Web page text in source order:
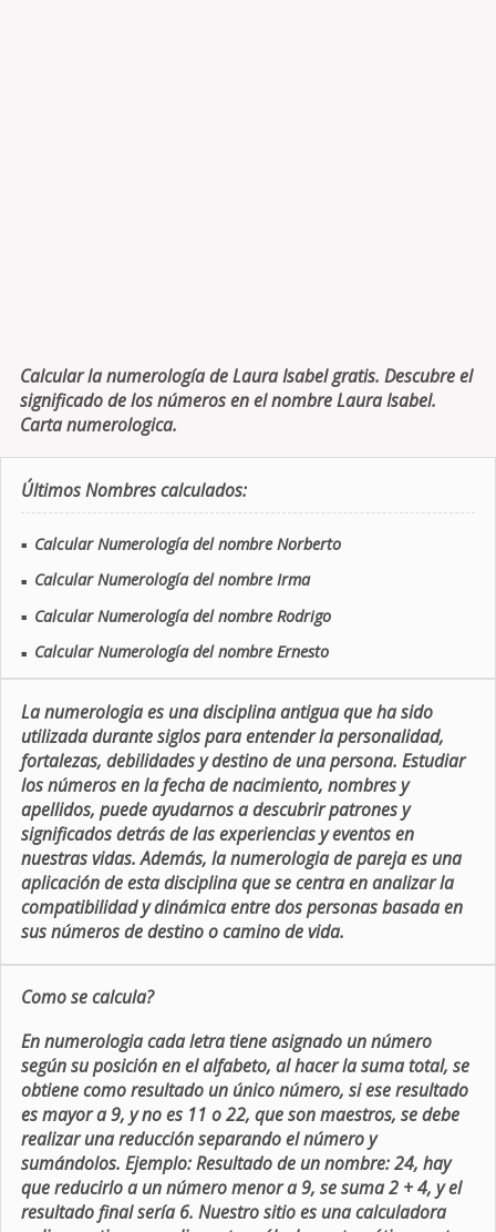
Calcular la numerología de Laura Isabel gratis. Descubre el
significado de los números en el nombre Laura Isabel.
Carta numerologica.
Últimos Nombres calculados:
■ Calcular Numerología del nombre Norberto
■ Calcular Numerología del nombre Irma
■ Calcular Numerología del nombre Rodrigo
■ Calcular Numerología del nombre Ernesto
La numerologia es una disciplina antigua que ha sido
utilizada durante siglos para entender la personalidad,
fortalezas, debilidades y destino de una persona. Estudiar
los números en la fecha de nacimiento, nombres y
apellidos, puede ayudarnos a descubrir patrones y
significados detrás de las experiencias y eventos en
nuestras vidas. Además, la numerologia de pareja es una
aplicación de esta disciplina que se centra en analizar la
compatibilidad y dinámica entre dos personas basada en
sus números de destino o camino de vida.
Como se calcula?
En numerologia cada letra tiene asignado un número
según su posición en el alfabeto, al hacer la suma total, se
obtiene como resultado un único número, si ese resultado
es mayor a 9, y no es 11 o 22, que son maestros, se debe
realizar una reducción separando el número y
sumándolos. Ejemplo: Resultado de un nombre: 24, hay
que reducirlo a un número menor a 9, se suma 2 + 4, y el
resultado final sería 6. Nuestro sitio es una calculadora